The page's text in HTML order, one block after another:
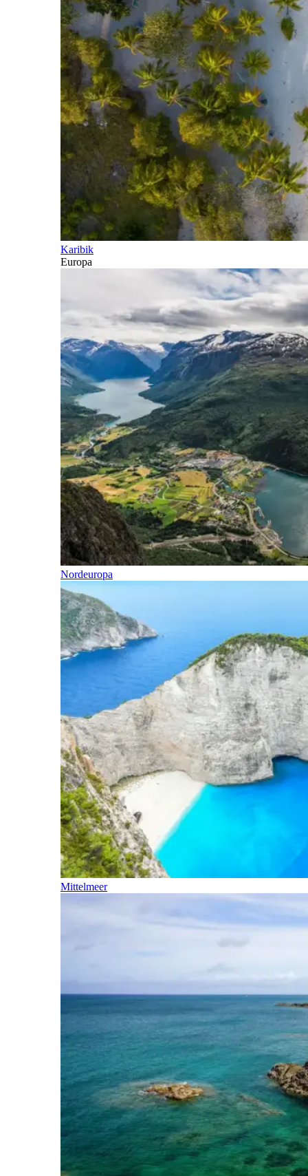
Karibik
Europa
Nordeuropa
Mittelmeer